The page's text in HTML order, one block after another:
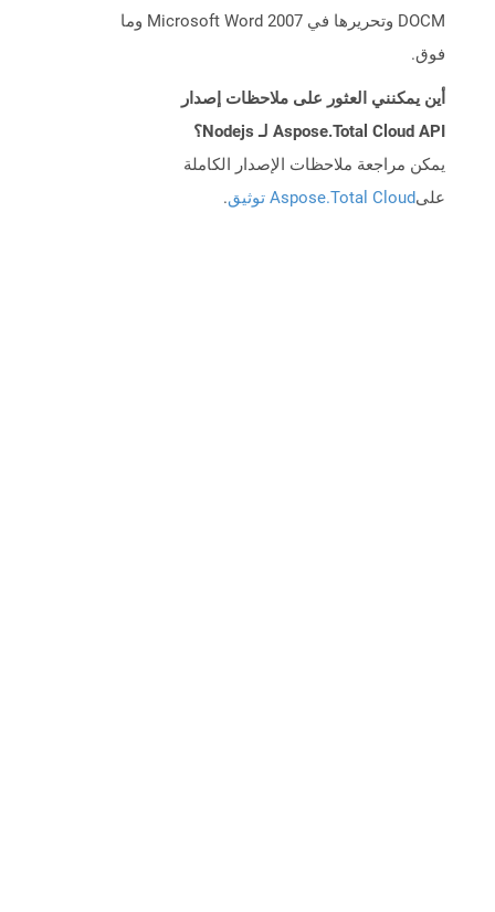
DOCM وتحريرها في Microsoft Word 2007 وما
فوق.
أين يمكنني العثور على ملاحظات إصدار
Aspose.Total Cloud API لـ Nodejs؟
يمكن مراجعة ملاحظات الإصدار الكاملة
علىAspose.Total Cloud توثيق .